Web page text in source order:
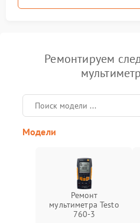
Ремонтируем
Модели
Ремонт
мультиметра Testo
760-3